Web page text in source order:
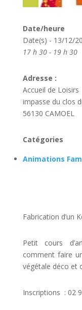
Date/heure
Date(s) - 13/12/
17 h 30 - 19 h 30
Adresse :
Accueil de Loisirs
impasse du clos
56130 CAMOEL
Catégories
Animations
Fabrication d’un
Petit cours
comment faire
végétale déco et
Inscriptions : 02